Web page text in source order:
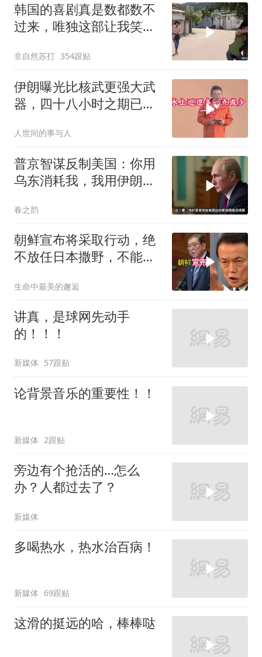
韩国的喜剧真是数都数不
过来，唯独这部让我笑到
非自然苏打 354跟贴
伊朗曝光比核武更强大武
器，四十八小时之期已
人世间的事与人
普京智谋反制美国：你用
乌东消耗我，我用伊朗消
春之韵
朝鲜宣布将采取行动，绝
不放任日本撒野，不能让
生命中最美的邂逅
讲真，是球网先动手
的！！！
新媒体 57跟贴
论背景音乐的重要性！！
新媒体 2跟贴
旁边有个抢活的…怎么
办？人都过去了？
新媒体
多喝热水，热水治百病！
新媒体 69跟贴
这滑的挺远的哈，棒棒哒